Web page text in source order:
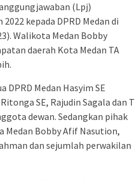
(Lpj)
kepada DPRD Medan di
Walikota Medan Bobby
daerah Kota Medan TA
Medan Hasyim SE
SE, Rajudin Sagala dan T
dewan. Sedangkan pihak
Medan Bobby Afif Nasution,
dan sejumlah perwakilan